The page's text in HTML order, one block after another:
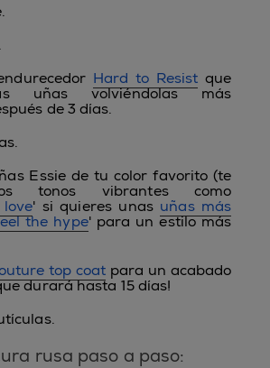
Hard to Resist que
uñas volviéndolas más
de 3 días.
Essie de tu color favorito (te
tonos vibrantes como
' si quieres unas uñas más
the hype' para un estilo más
top coat para un acabado
durará hasta 15 días!
rusa paso a paso: